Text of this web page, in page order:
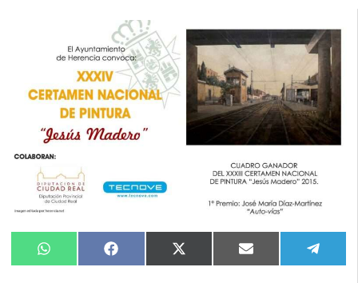
Compartir
en
WhatsAppCompartir
en
FacebookCompartir
en
X
(Twitter)
Compartir
en
Email
en